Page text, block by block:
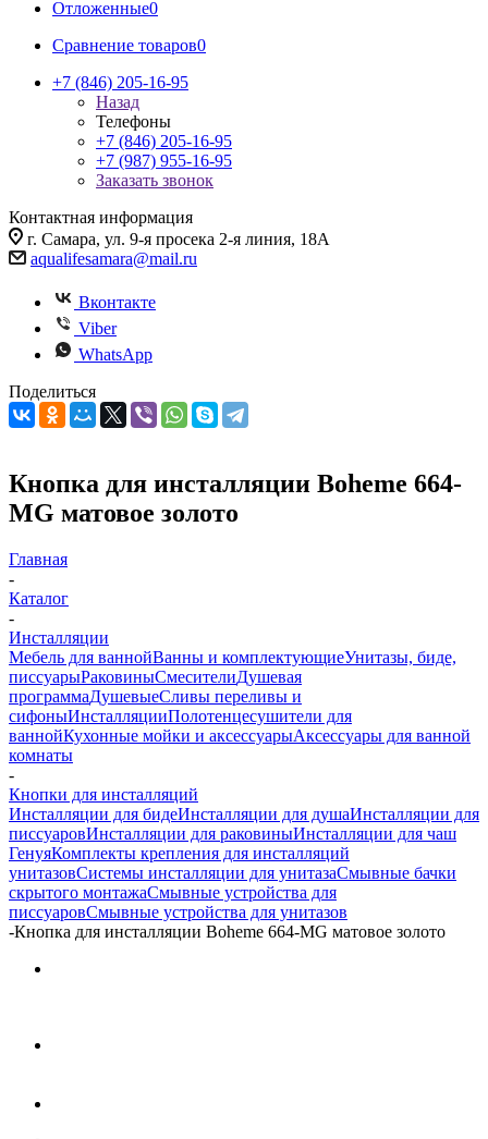
Отложенные0
Сравнение товаров0
+7 (846) 205-16-95
Назад
Телефоны
+7 (846) 205-16-95
+7 (987) 955-16-95
Заказать звонок
Контактная информация
г. Самара, ул. 9-я просека 2-я линия, 18А
aqualifesamara@mail.ru
Вконтакте
Viber
WhatsApp
Поделиться
Кнопка для инсталляции Boheme 664-
MG матовое золото
Главная
-
Каталог
-
Инсталляции
Мебель для ваннойВанны и комплектующиеУнитазы, биде,
писсуарыРаковиныСмесителиДушевая
программаДушевыеСливы переливы и
сифоныИнсталляцииПолотенцесушители для
ваннойКухонные мойки и аксессуарыАксессуары для ванной
комнаты
-
Кнопки для инсталляций
Инсталляции для бидеИнсталляции для душаИнсталляции для
писсуаровИнсталляции для раковиныИнсталляции для чаш
ГенуяКомплекты крепления для инсталляций
унитазовСистемы инсталляции для унитазаСмывные бачки
скрытого монтажаСмывные устройства для
писсуаровСмывные устройства для унитазов
-Кнопка для инсталляции Boheme 664-MG матовое золото